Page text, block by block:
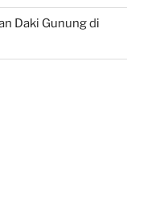
Daki Gunung di